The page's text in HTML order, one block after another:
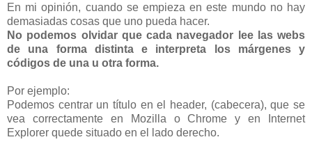
En mi opinión, cuando se empieza en este mundo no hay
demasiadas cosas que uno pueda hacer.
No podemos olvidar que cada navegador lee las webs
de una forma distinta e interpreta los márgenes y
códigos de una u otra forma.
Por ejemplo:
Podemos centrar un título en el header, (cabecera), que se
vea correctamente en Mozilla o Chrome y en Internet
Explorer quede situado en el lado derecho.